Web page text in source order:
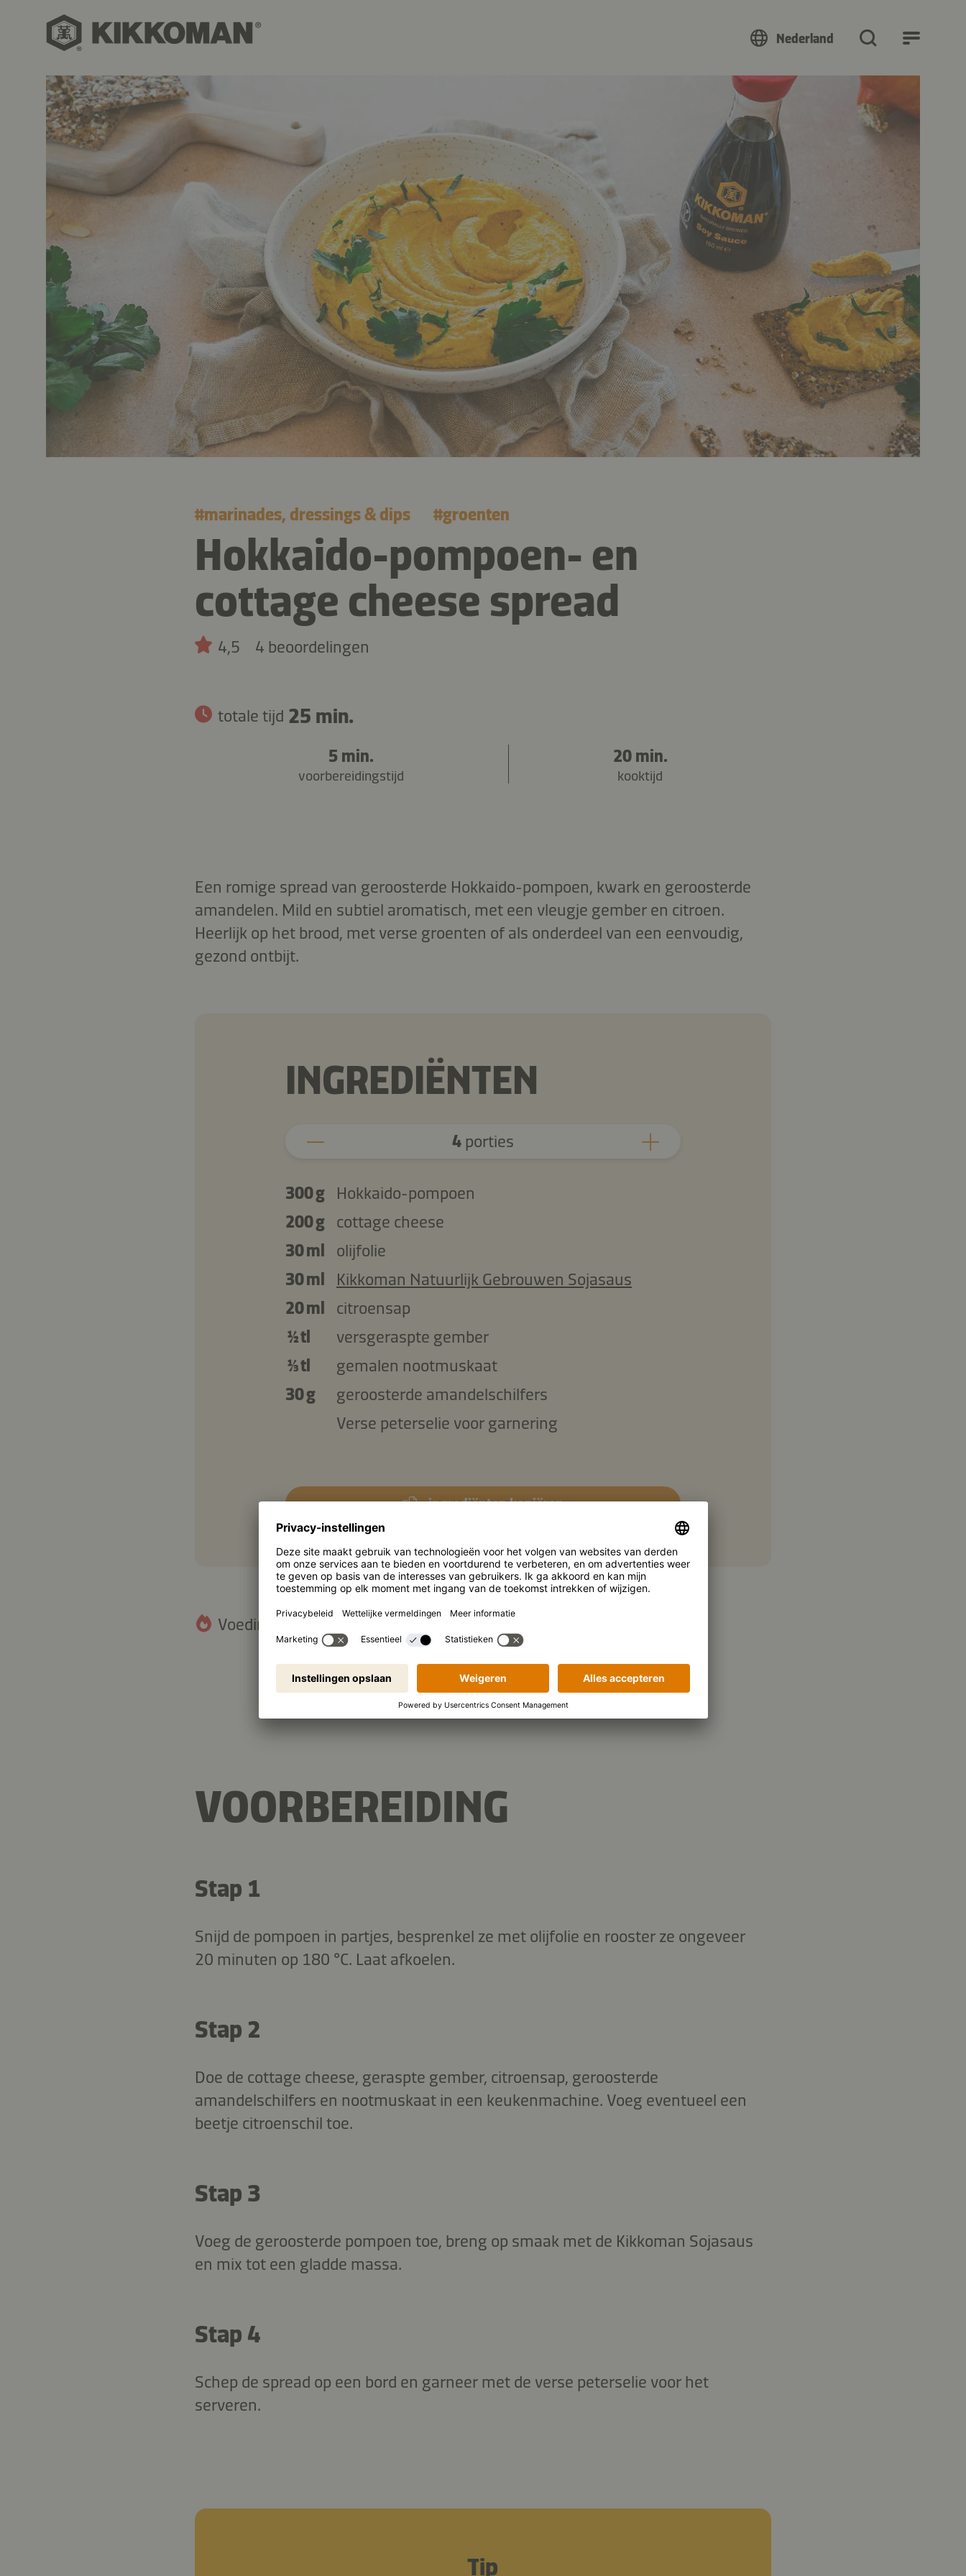
Nederland
#marinades, dressings & dips #groenten
Hokkaido-pompoen- en
cottage cheese spread
4,5 4 beoordelingen
totale tijd 25 min.
5 min.
voorbereidingstijd
20 min.
kooktijd
Een romige spread van geroosterde Hokkaido-pompoen, kwark en geroosterde
amandelen. Mild en subtiel aromatisch, met een vleugje gember en citroen.
Heerlijk op het brood, met verse groenten of als onderdeel van een eenvoudig,
gezond ontbijt.
INGREDIËNTEN
4porties
300 g
Hokkaido-pompoen
200 g cottage cheese
30 ml
olijfolie
30 ml
Kikkoman Natuurlijk Gebrouwen Sojasaus
20 ml
citroensap
½ tl
versgeraspte gember
⅓ tl
gemalen nootmuskaat
30 g
geroosterde amandelschilfers
Verse peterselie voor garnering
ingrediënten kopiëren
Voedingswaarde (per portie): 788 kJ/188 kcal
12,7 g
Vetten
8,6 g
Eiwitten
11,5 g
Koolhydraten
VOORBEREIDING
Stap 1
Snijd de pompoen in partjes, besprenkel ze met olijfolie en rooster ze ongeveer
20 minuten op 180 °C. Laat afkoelen.
Stap 2
Doe de cottage cheese, geraspte gember, citroensap, geroosterde
amandelschilfers en nootmuskaat in een keukenmachine. Voeg eventueel een
beetje citroenschil toe.
Stap 3
Voeg de geroosterde pompoen toe, breng op smaak met de Kikkoman Sojasaus
en mix tot een gladde massa.
Stap 4
Schep de spread op een bord en garneer met de verse peterselie voor het
serveren.
Tip